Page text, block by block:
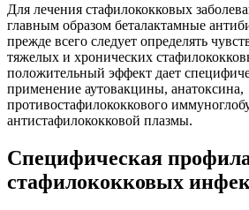
Для лечения стафилококковых
главным образом беталактамные
прежде всего следует определять
тяжелых и хронических
положительный эффект дает
применение аутовакцины, анатоксина,
противостафилококкового
антистафилококковой плазмы.
Специфическая
стафилококковых